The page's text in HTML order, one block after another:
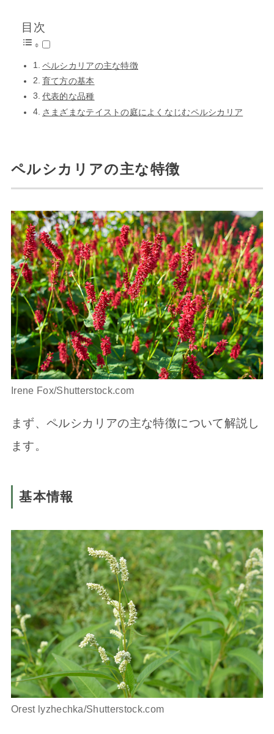
目次
ペルシカリアの主な特徴
育て方の基本
代表的な品種
さまざまなテイストの庭によくなじむペルシカリア
ペルシカリアの主な特徴
Irene Fox/Shutterstock.com
まず、ペルシカリアの主な特徴について解説し
ます。
基本情報
Orest lyzhechka/Shutterstock.com